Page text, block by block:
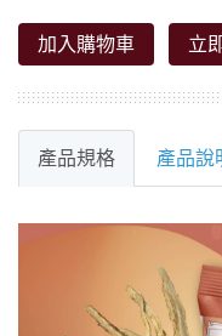
加入購物車 立
產品規格 產品說